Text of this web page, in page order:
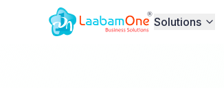
Solutions